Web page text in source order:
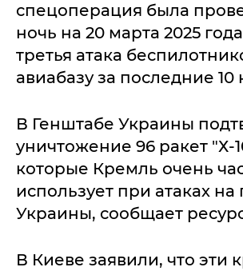
спецоперация была
ночь на 20 марта 2025
третья атака
авиабазу за последние 10
В Генштабе Украины
уничтожение 96 ракет "Х-
которые Кремль очень
использует при атаках на
Украины, сообщает
В Киеве заявили, что эти